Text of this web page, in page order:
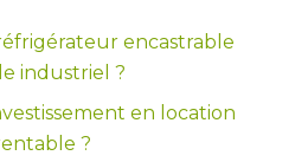
encastrable
industriel ?
en location
?